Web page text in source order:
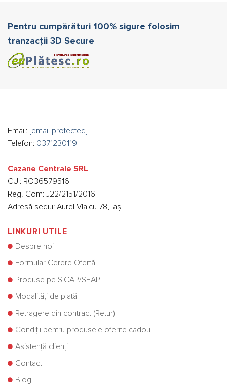
Pentru cumpărături 100% sigure folosim
tranzacții 3D Secure
Email: [email protected]
Telefon: 0371230119
Cazane Centrale SRL
CUI: RO36579516
Reg. Com: J22/2151/2016
Adresă sediu: Aurel Vlaicu 78, Iași
LINKURI UTILE
Despre noi
Formular Cerere Ofertă
Produse pe SICAP/SEAP
Modalități de plată
Retragere din contract (Retur)
Condiții pentru produsele oferite cadou
Asistență clienți
Contact
Blog